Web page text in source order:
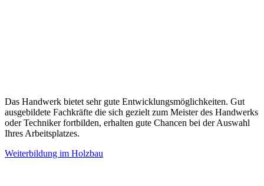
Das Handwerk bietet sehr gute Entwicklungsmöglichkeiten. Gut
ausgebildete Fachkräfte die sich gezielt zum Meister des Handwerks
oder Techniker fortbilden, erhalten gute Chancen bei der Auswahl
Ihres Arbeitsplatzes.
Weiterbildung im Holzbau